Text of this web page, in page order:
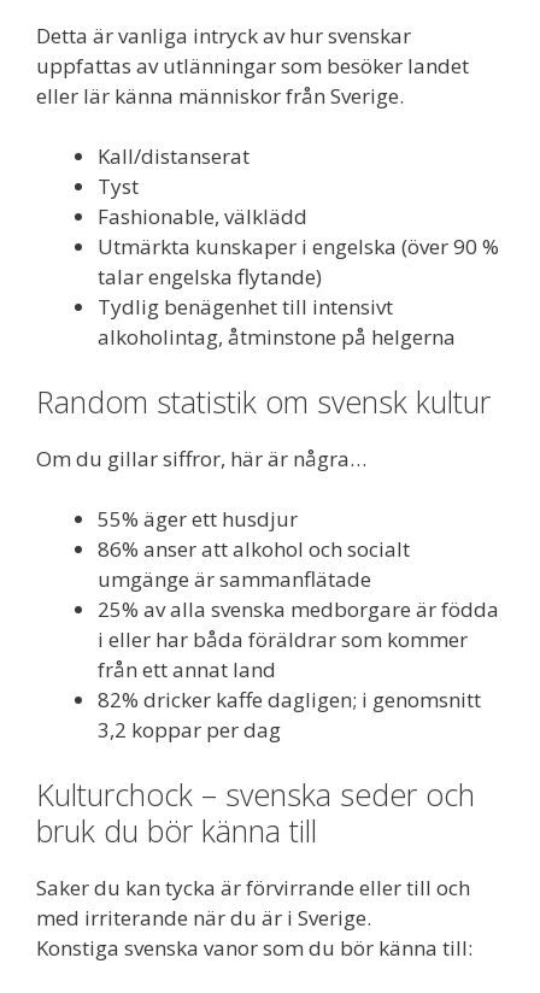
Detta är vanliga intryck av hur svenskar
uppfattas av utlänningar som besöker landet
eller lär känna människor från Sverige.
Kall/distanserat
Tyst
Fashionable, välklädd
Utmärkta kunskaper i engelska (över 90 %
talar engelska flytande)
Tydlig benägenhet till intensivt
alkoholintag, åtminstone på helgerna
Random statistik om svensk kultur
Om du gillar siffror, här är några…
55% äger ett husdjur
86% anser att alkohol och socialt
umgänge är sammanflätade
25% av alla svenska medborgare är födda
i eller har båda föräldrar som kommer
från ett annat land
82% dricker kaffe dagligen; i genomsnitt
3,2 koppar per dag
Kulturchock – svenska seder och
bruk du bör känna till
Saker du kan tycka är förvirrande eller till och
med irriterande när du är i Sverige.
Konstiga svenska vanor som du bör känna till: